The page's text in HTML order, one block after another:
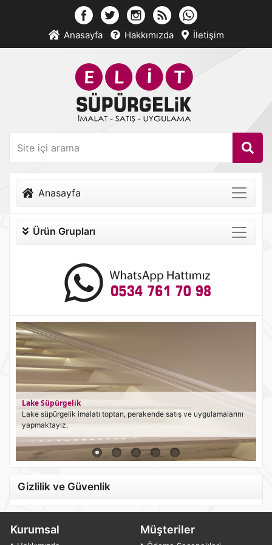
Anasayfa Hakkımızda İletişim
Anasayfa
Ürün Grupları
Lake Süpürgelik
Lake süpürgelik imalatı toptan, perakende satış ve uygulamalarını
yapmaktayız.
Gizlilik ve Güvenlik
Kurumsal Müşteriler